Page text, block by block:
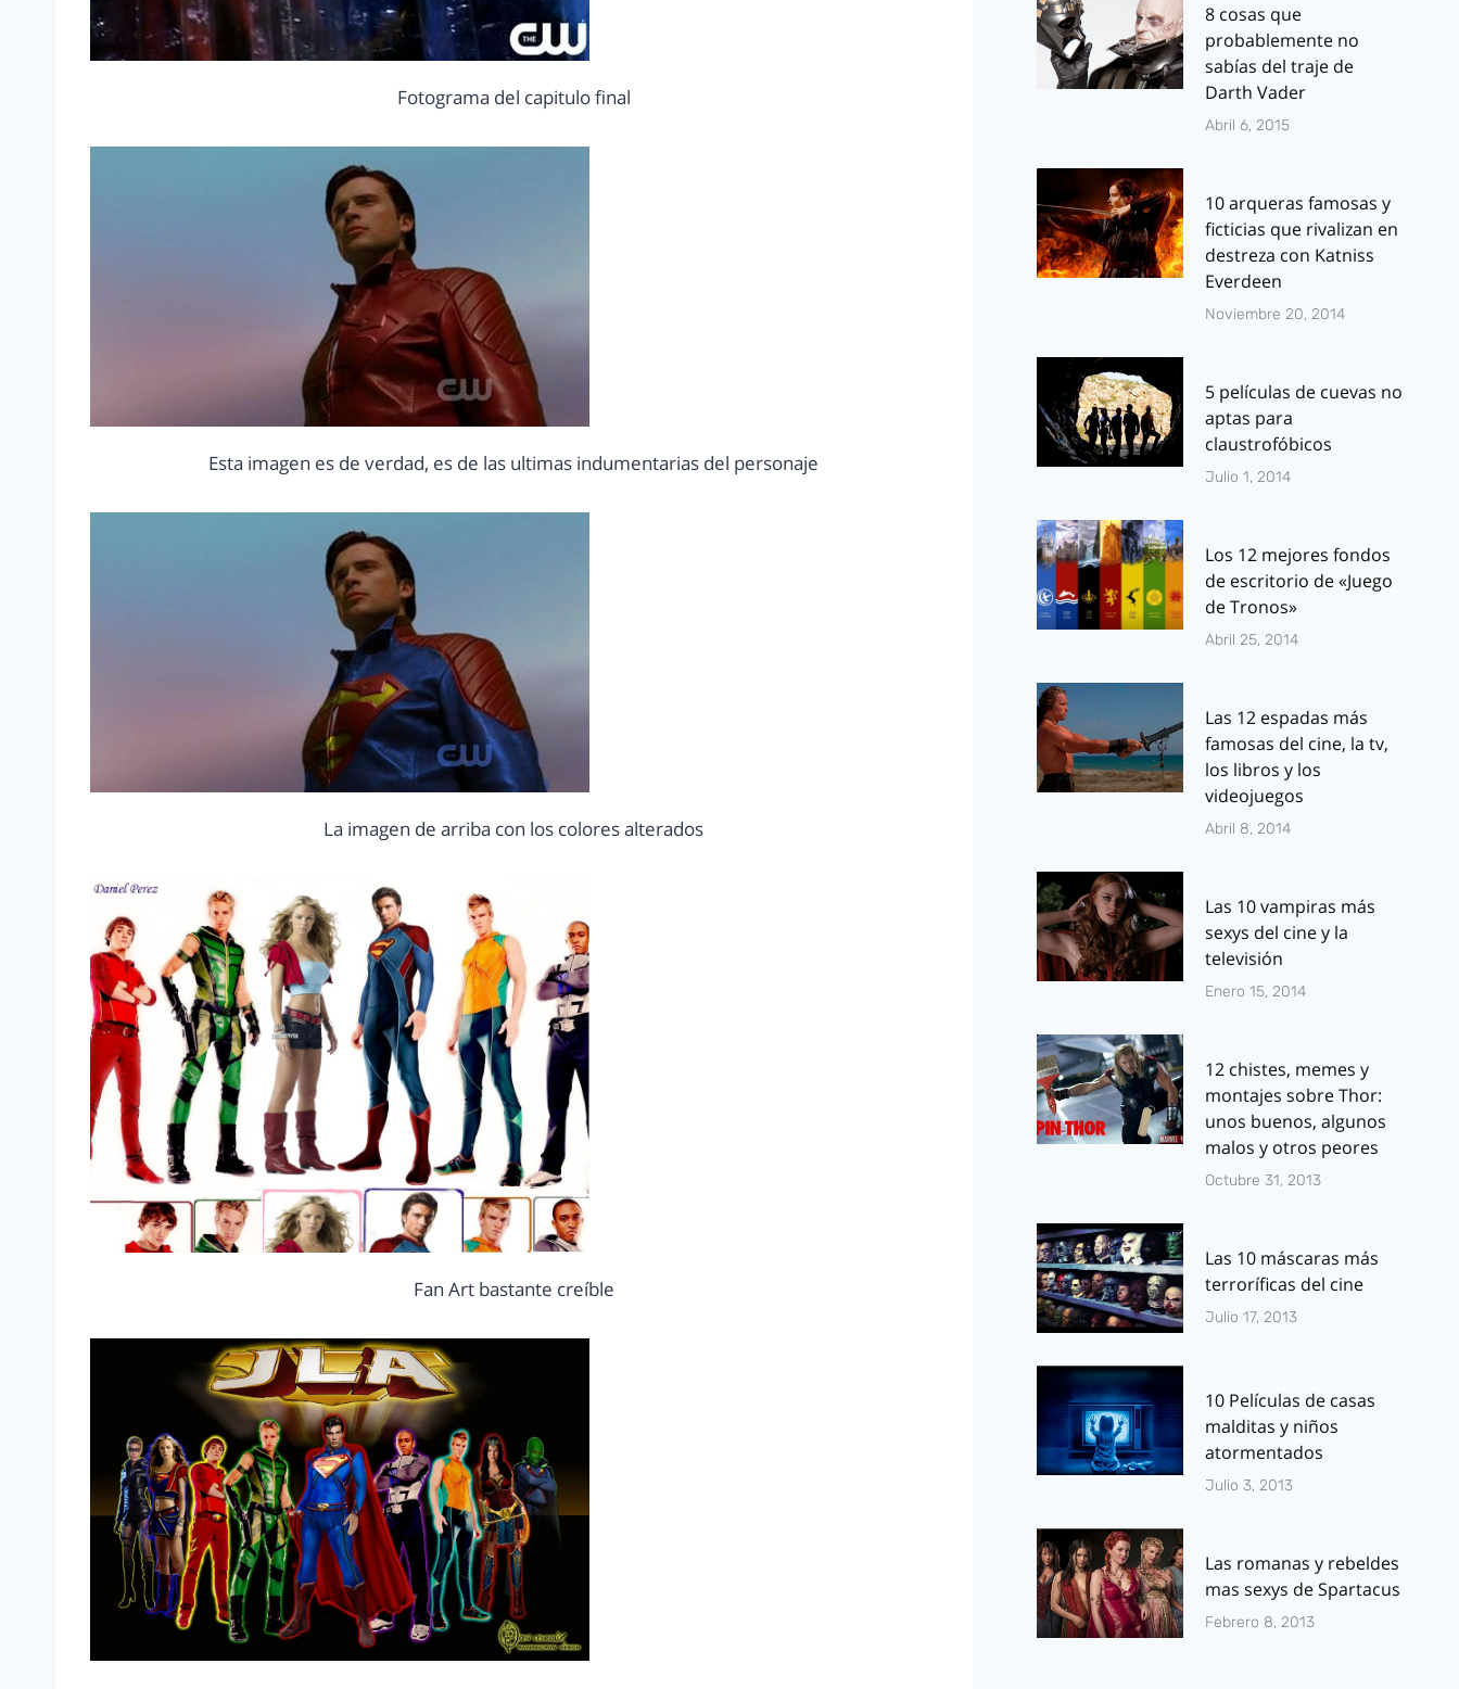
Fotograma del capitulo final
Esta imagen es de verdad, es de las ultimas indumentarias del personaje
La imagen de arriba con los colores alterados
Fan Art bastante creíble
8 cosas que
probablemente no
sabías del traje de
Darth Vader
Abril 6, 2015
10 arqueras famosas y
ficticias que rivalizan en
destreza con Katniss
Everdeen
Noviembre 20, 2014
5 películas de cuevas no
aptas para
claustrofóbicos
Julio 1, 2014
Los 12 mejores fondos
de escritorio de «Juego
de Tronos»
Abril 25, 2014
Las 12 espadas más
famosas del cine, la tv,
los libros y los
videojuegos
Abril 8, 2014
Las 10 vampiras más
sexys del cine y la
televisión
Enero 15, 2014
12 chistes, memes y
montajes sobre Thor:
unos buenos, algunos
malos y otros peores
Octubre 31, 2013
Las 10 máscaras más
terroríficas del cine
Julio 17, 2013
10 Películas de casas
malditas y niños
atormentados
Julio 3, 2013
Las romanas y rebeldes
mas sexys de Spartacus
Febrero 8, 2013